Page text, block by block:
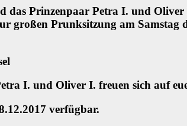
das Prinzenpaar Petra I. und
großen Prunksitzung am Samstag
I. und Oliver I. freuen sich auf
verfügbar.